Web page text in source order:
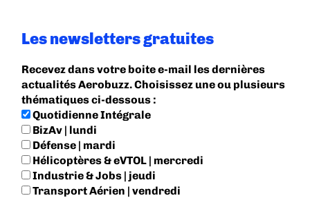
Les newsletters gratuites
Recevez dans votre boite e-mail les dernières
actualités Aerobuzz. Choisissez une ou plusieurs
thématiques ci-dessous :
Quotidienne Intégrale
BizAv | lundi
Défense | mardi
Hélicoptères & eVTOL | mercredi
Industrie & Jobs | jeudi
Transport Aérien | vendredi